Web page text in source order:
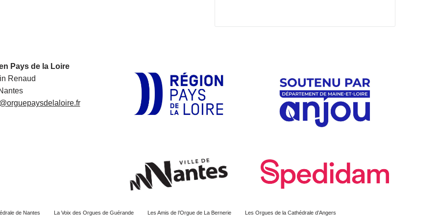
Pays de la Loire
Renaud
de Nantes La Voix des Orgues de Guérande Les Amis de l’Orgue de La Bernerie Les Orgues de la Cathédrale d’Angers